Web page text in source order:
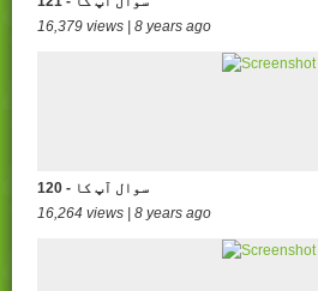
16,379 views | 8 years ago
120 - سوال آپ کا
16,264 views | 8 years ago